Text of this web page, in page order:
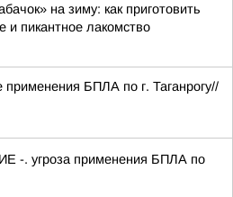
на зиму: как приготовить
и пикантное лакомство
БПЛА по г. Таганрогу//
-. угроза применения БПЛА по